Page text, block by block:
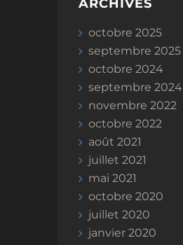
ARCHIVES
octobre 2025
septembre 2025
octobre 2024
septembre 2024
novembre 2022
octobre 2022
août 2021
juillet 2021
mai 2021
octobre 2020
juillet 2020
janvier 2020